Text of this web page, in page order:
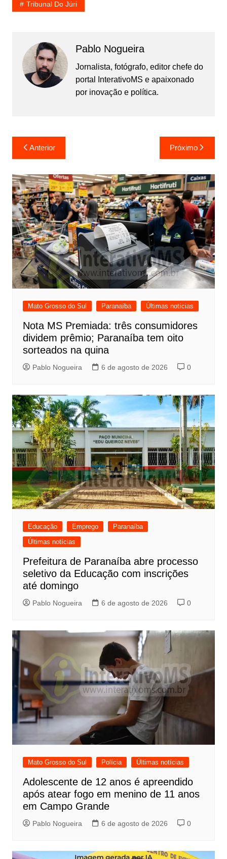
Tribunal Do Júri
Pablo Nogueira
Jornalista, fotógrafo, editor chefe do
portal InterativoMS e apaixonado
por inovação e política.
Navegação
de
Post
Anterior Próximo
Mato Grosso do Sul Paranaíba Últimas notícias
Nota MS Premiada: três consumidores
dividem prêmio; Paranaíba tem oito
sorteados na quina
Pablo Nogueira 6 de agosto de 2026 0
Educação Emprego
Paranaíba
Últimas notícias
Prefeitura de Paranaíba abre processo
seletivo da Educação com inscrições
até domingo
Pablo Nogueira 6 de agosto de 2026 0
Mato Grosso do Sul Polícia Últimas notícias
Adolescente de 12 anos é apreendido
após atear fogo em menino de 11 anos
em Campo Grande
Pablo Nogueira 6 de agosto de 2026 0